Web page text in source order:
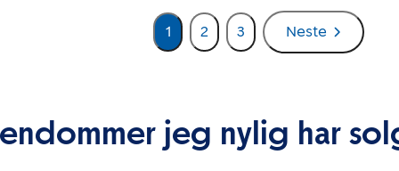
1 2 3 Neste
jeg nylig har